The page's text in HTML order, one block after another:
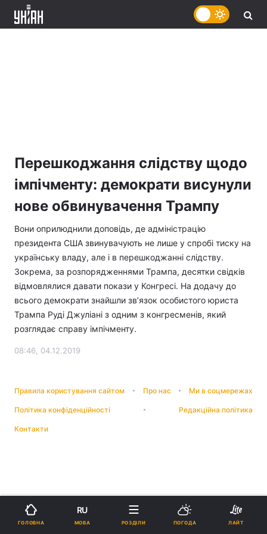
Перешкоджання слідству щодо
імпічменту: демократи висунули
нове обвинувачення Трампу
Вони оприлюднили доповідь, де адміністрацію
президента США звинувачують не лише у спробі тиску на
українську владу, але і в перешкоджанні слідству.
Зокрема, за розпорядженнями Трампа, десятки свідків
відмовлялися давати покази у Конгресі. На додачу до
всього демократи знайшли зв’язок особистого юриста
Трампа Руді Джуліані з одним з конгресменів, який
розглядає справу імпічменту.
08:46, 04.12.2019
Правила користування сайтом Про нас Ми в соцмережах
Політика конфіденційності Редакційна політика
Контакти
ГОЛОВНА
RU
МОВА РОЗДІЛИ ПОГОДА ЛАЙТ